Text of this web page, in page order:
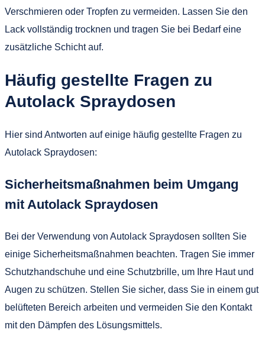
Verschmieren oder Tropfen zu vermeiden. Lassen Sie den
Lack vollständig trocknen und tragen Sie bei Bedarf eine
zusätzliche Schicht auf.
Häufig gestellte Fragen zu
Autolack Spraydosen
Hier sind Antworten auf einige häufig gestellte Fragen zu
Autolack Spraydosen:
Sicherheitsmaßnahmen beim Umgang
mit Autolack Spraydosen
Bei der Verwendung von Autolack Spraydosen sollten Sie
einige Sicherheitsmaßnahmen beachten. Tragen Sie immer
Schutzhandschuhe und eine Schutzbrille, um Ihre Haut und
Augen zu schützen. Stellen Sie sicher, dass Sie in einem gut
belüfteten Bereich arbeiten und vermeiden Sie den Kontakt
mit den Dämpfen des Lösungsmittels.